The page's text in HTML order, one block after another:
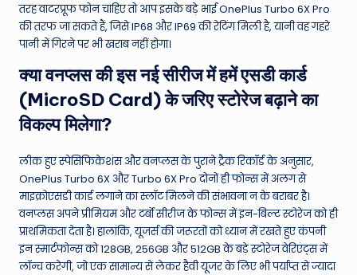
तरह वाटरप्रूफ फोन चाहिए तो आप इसके बड़े भाई OnePlus Turbo 6X Pro
की तरफ जा सकते हैं, जिसे IP68 और IP69 की रेटिंग मिली है, यानी वह गहरे
पानी में गिरने पर भी खराब नहीं होगा।
क्या वनप्लस की इस नई सीरीज में हमें एसडी कार्ड
(MicroSD Card) के जरिए स्टोरेज बढ़ाने का
विकल्प मिलेगा?
लीक हुए स्पेसिफिकेशंस और वनप्लस के पुराने ट्रैक रिकॉर्ड के अनुसार,
OnePlus Turbo 6X और Turbo 6X Pro दोनों ही फोन्स में अलग से
माइक्रोएसडी कार्ड लगाने का स्लॉट मिलने की संभावना न के बराबर है।
वनप्लस अपने प्रीमियम और टर्बो सीरीज के फोन्स में इन-बिल्ट स्टोरेज को ही
प्राथमिकता देता है। हालांकि, यूजर्स की जरूरतों को ध्यान में रखते हुए कंपनी
इन स्मार्टफोन्स को 128GB, 256GB और 512GB के बड़े स्टोरेज वेरिएंट्स में
लॉन्च करेगी, जो एक सामान्य से लेकर हैवी यूजर के लिए भी पर्याप्त से ज्यादा